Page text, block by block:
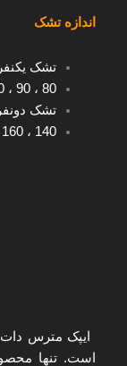
اندازه تشک
تشک
80، 90،
تشک
140 ، 160
ایپک مترس دات
است. تنها